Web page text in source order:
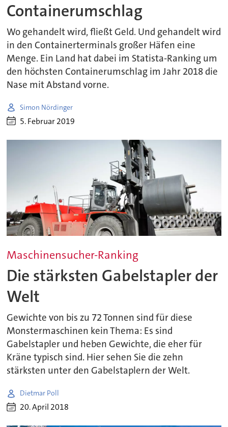
Containerumschlag
Wo gehandelt wird, fließt Geld. Und gehandelt wird
in den Containerterminals großer Häfen eine
Menge. Ein Land hat dabei im Statista-Ranking um
den höchsten Containerumschlag im Jahr 2018 die
Nase mit Abstand vorne.
Simon Nördinger
5. Februar 2019
Maschinensucher-Ranking
Die stärksten Gabelstapler der
Welt
Gewichte von bis zu 72 Tonnen sind für diese
Monstermaschinen kein Thema: Es sind
Gabelstapler und heben Gewichte, die eher für
Kräne typisch sind. Hier sehen Sie die zehn
stärksten unter den Gabelstaplern der Welt.
Dietmar Poll
20. April 2018